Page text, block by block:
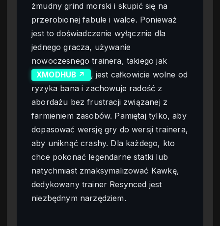
żmudny grind morski i skupić się na
przerobionej fabule i walce. Ponieważ
jest to doświadczenie wyłącznie dla
jednego gracza, używanie
nowoczesnego trainera, takiego jak
XMODHUB ↗
, jest całkowicie wolne od
ryzyka bana i zachowuje radość z
abordażu bez frustracji związanej z
farmieniem zasobów. Pamiętaj tylko, aby
dopasować wersję gry do wersji trainera,
aby uniknąć crashy. Dla każdego, kto
chce pokonać legendarne statki lub
natychmiast zmaksymalizować Kawkę,
dedykowany trainer Resynced jest
niezbędnym narzędziem.